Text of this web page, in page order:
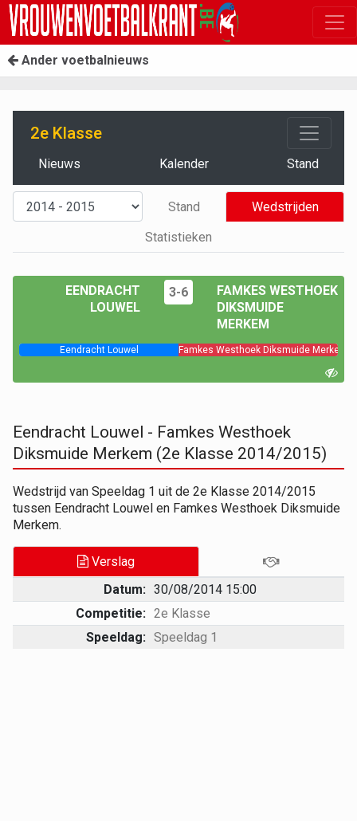
Ander voetbalnieuws
2e Klasse
Nieuws Kalender Stand
Stand
Wedstrijden
Statistieken
EENDRACHT
LOUWEL
3-6
FAMKES WESTHOEK
DIKSMUIDE
MERKEM
Eendracht Louwel Famkes Westhoek Diksmuide Merkem
Eendracht Louwel - Famkes Westhoek
Diksmuide Merkem (2e Klasse 2014/2015)
Wedstrijd van Speeldag 1 uit de 2e Klasse 2014/2015
tussen Eendracht Louwel en Famkes Westhoek Diksmuide
Merkem.
Verslag
Datum: 30/08/2014 15:00
Competitie: 2e Klasse
Speeldag: Speeldag 1